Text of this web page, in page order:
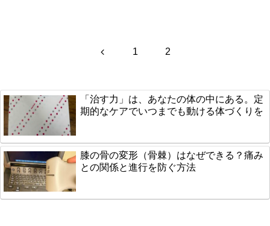
前 1 2
「治す力」は、あなたの体の中にある。定
期的なケアでいつまでも動ける体づくりを
膝の骨の変形（骨棘）はなぜできる？痛み
との関係と進行を防ぐ方法